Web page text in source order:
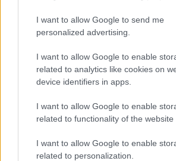
I want to allow Google to send me
personalized advertising.
I want to allow Google to enable
related to analytics like cookies on
device identifiers in apps.
I want to allow Google to enable
related to functionality of the website
I want to allow Google to enable
related to personalization.
«Εγώ είμαι η ανάπηρη, αυτοί είναι οι
Η Maria Rolls χωρίς φίλτρο